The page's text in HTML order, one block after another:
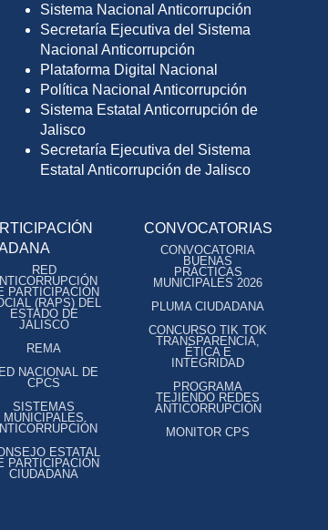
Sistema Nacional Anticorrupción
Secretaría Ejecutiva del Sistema
Nacional Anticorrupción
Plataforma Digital Nacional
Política Nacional Anticorrupción
Sistema Estatal Anticorrupción de
Jalisco
Secretaría Ejecutiva del Sistema
Estatal Anticorrupción de Jalisco
RED
PARTICIPACIÓN
(RAPS) DEL
ESTADO DE
JALISCO
REMA
NACIONAL DE
CPCS
SISTEMAS
MUNICIPALES
ESTATAL
PARTICIPACIÓN
CIUDADANA
CONVOCATORIAS
CONVOCATORIA
BUENAS
PRÁCTICAS
MUNICIPALES 2026
PLUMA CIUDADANA
CONCURSO TIK TOK
TRANSPARENCIA,
ÉTICA E
INTEGRIDAD
PROGRAMA
TEJIENDO REDES
ANTICORRUPCIÓN
MONITOR CPS